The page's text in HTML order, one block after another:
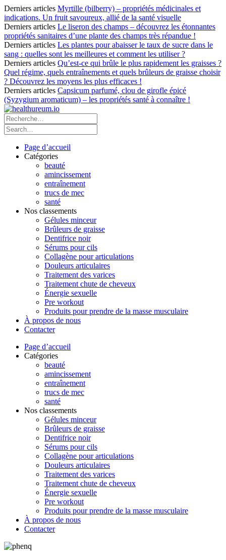
Derniers articles Myrtille (bilberry) – propriétés médicinales et
indications. Un fruit savoureux, allié de la santé visuelle
Derniers articles Le liseron des champs – découvrez les étonnantes
propriétés sanitaires d’une plante des champs très répandue !
Derniers articles Les plantes pour abaisser le taux de sucre dans le
sang : quelles sont les meilleures et comment les utiliser ?
Derniers articles Qu’est-ce qui brûle le plus rapidement les graisses ?
Quel régime, quels entraînements et quels brûleurs de graisse choisir
? Découvrez les moyens les plus efficaces !
Derniers articles Capsicum parfumé, clou de girofle épicé
(Syzygium aromaticum) – les propriétés santé à connaître !
Page d’accueil
Catégories
beauté
amincissement
entraînement
trucs de mec
santé
Nos classements
Gélules minceur
Brûleurs de graisse
Dentifrice noir
Sérums pour cils
Collagène pour articulations
Douleurs articulaires
Traitement des varices
Traitement chute de cheveux
Énergie sexuelle
Pre workout
Produits pour prendre de la masse musculaire
À propos de nous
Contacter
Page d’accueil
Catégories
beauté
amincissement
entraînement
trucs de mec
santé
Nos classements
Gélules minceur
Brûleurs de graisse
Dentifrice noir
Sérums pour cils
Collagène pour articulations
Douleurs articulaires
Traitement des varices
Traitement chute de cheveux
Énergie sexuelle
Pre workout
Produits pour prendre de la masse musculaire
À propos de nous
Contacter